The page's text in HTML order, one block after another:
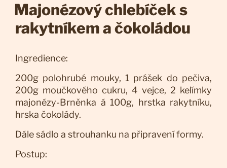
Majonézový chlebíček s
rakytníkem a čokoládou
Ingredience:
200g polohrubé mouky, 1 prášek do pečiva,
200g moučkového cukru, 4 vejce, 2 kelímky
majonézy-Brněnka á 100g, hrstka rakytníku,
hrska čokolády.
Dále sádlo a strouhanku na připravení formy.
Postup: